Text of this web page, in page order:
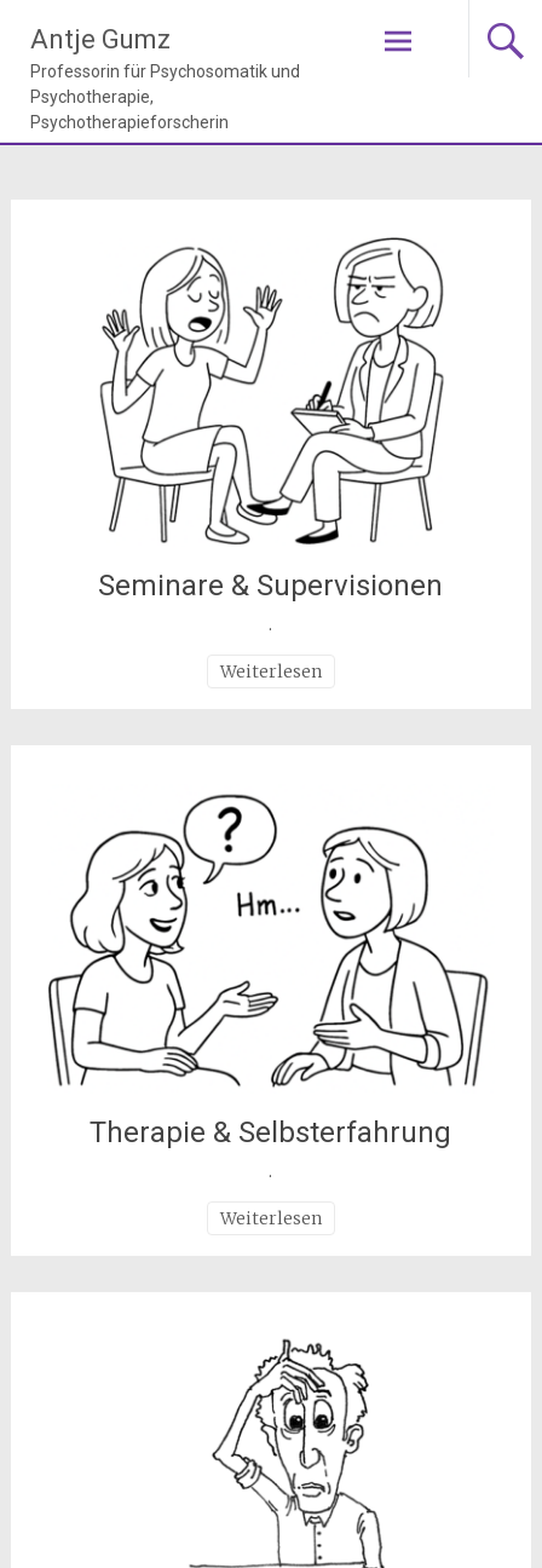
Inhalt
springen
Antje Gumz
Seminare & Supervisionen
.
Weiterlesen
Therapie & Selbsterfahrung
.
Weiterlesen